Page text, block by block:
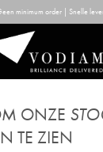
minimum order | Snelle
ONZE
TE ZIEN